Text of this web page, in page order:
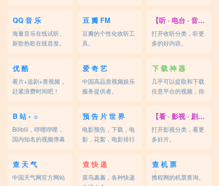
QQ 音 乐
海量音乐在线试听、
新歌热歌在线首发。
豆 瓣 FM
豆瓣的个性化收听工
具。
【听 · 电台 · 音乐】
打开收听分类，听更
多的好内容。
优 酷
看片+追剧+查视频，
赶紧浪费时间吧！
爱 奇 艺
中国高品质视频娱乐
服务提供者。
下 载 神 器
几乎可以提取和下载
任意平台的视频，你
B 站 - ☼
Bilibili，哔哩哔哩，
国内知名的视频弹幕
预 告 片 世 界
电影预告，下载，电
影，花絮，电影排行
【看 · 影视 · 剧集】
打开影视分类，看更
多好片。
查 天 气
中国天气网官方网站
查 快 递
菜鸟裹裹，各种快递
查 机 票
携程网的机票查询。